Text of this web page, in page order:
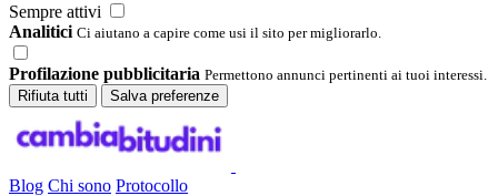
Sempre attivi
Analitici Ci aiutano a capire come usi il sito per migliorarlo.
Profilazione pubblicitaria Permettono annunci pertinenti ai tuoi interessi.
Rifiuta tutti
Salva preferenze
Blog Chi sono Protocollo